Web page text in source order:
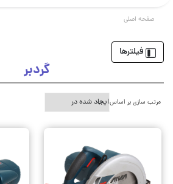
صفحه اصلی
فیلترها
گردبر
مرتب سازی بر اساس